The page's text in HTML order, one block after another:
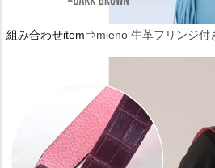
組み合わせitem⇒mieno 牛革フリンジ付